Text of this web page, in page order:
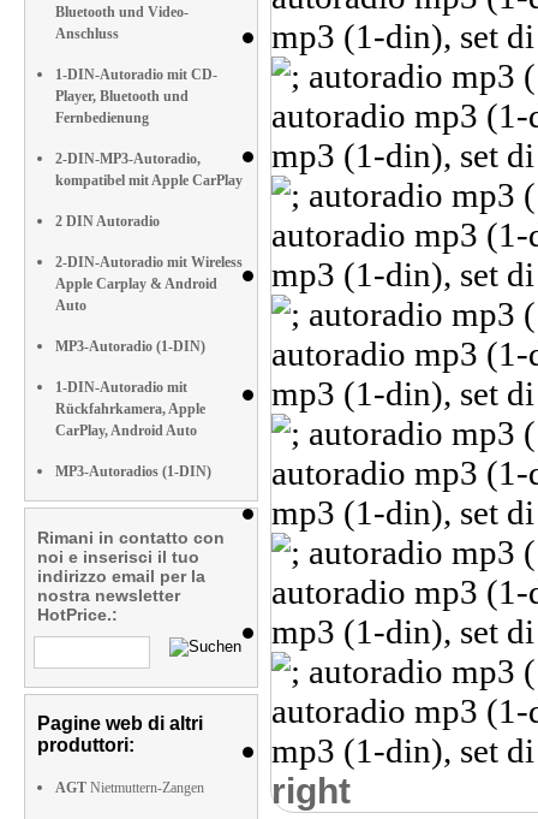
Bluetooth und Video-
Anschluss
1-DIN-Autoradio mit CD-
Player, Bluetooth und
Fernbedienung
2-DIN-MP3-Autoradio,
kompatibel mit Apple CarPlay
2 DIN Autoradio
2-DIN-Autoradio mit Wireless
Apple Carplay & Android
Auto
MP3-Autoradio (1-DIN)
1-DIN-Autoradio mit
Rückfahrkamera, Apple
CarPlay, Android Auto
MP3-Autoradios (1-DIN)
Rimani in contatto con
noi e inserisci il tuo
indirizzo email per la
nostra newsletter
HotPrice.:
Pagine web di altri
produttori:
AGT Nietmuttern-Zangen right